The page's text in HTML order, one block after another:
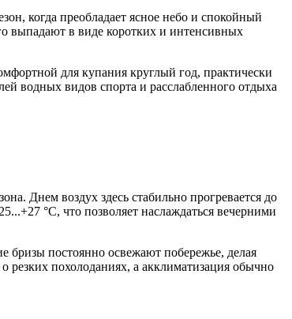
когда преобладает ясное небо и спокойный
выпадают в виде коротких и интенсивных
для купания круглый год, практически
водных видов спорта и расслабленного отдыха
Днем воздух здесь стабильно прогревается до
°C, что позволяет наслаждаться вечерними
бризы постоянно освежают побережье, делая
резких похолоданиях, а акклиматизация обычно